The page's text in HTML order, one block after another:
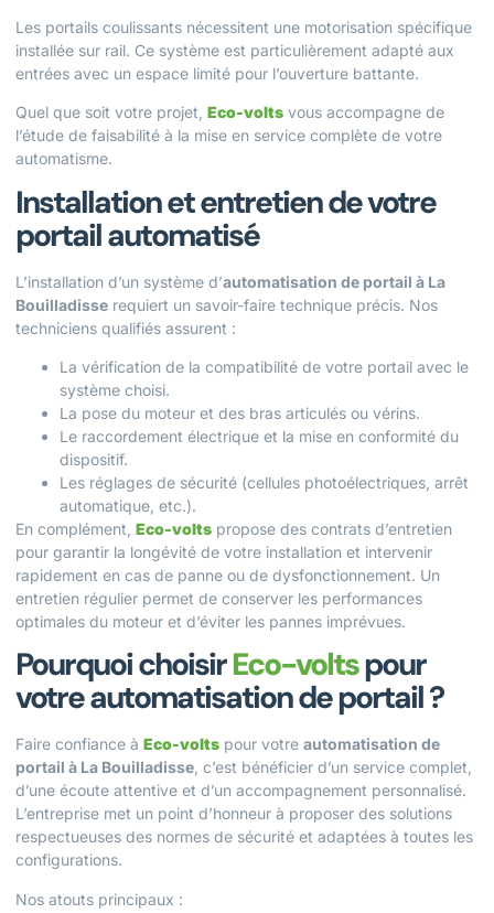
Les portails coulissants nécessitent une motorisation spécifique
installée sur rail. Ce système est particulièrement adapté aux
entrées avec un espace limité pour l’ouverture battante.
Quel que soit votre projet, Eco-volts vous accompagne de
l’étude de faisabilité à la mise en service complète de votre
automatisme.
Installation et entretien de votre
portail automatisé
L’installation d’un système d’automatisation de portail à La
Bouilladisse requiert un savoir-faire technique précis. Nos
techniciens qualifiés assurent :
La vérification de la compatibilité de votre portail avec le
système choisi.
La pose du moteur et des bras articulés ou vérins.
Le raccordement électrique et la mise en conformité du
dispositif.
Les réglages de sécurité (cellules photoélectriques, arrêt
automatique, etc.).
En complément, Eco-volts propose des contrats d’entretien
pour garantir la longévité de votre installation et intervenir
rapidement en cas de panne ou de dysfonctionnement. Un
entretien régulier permet de conserver les performances
optimales du moteur et d’éviter les pannes imprévues.
Pourquoi choisirEco-voltspour
votre automatisation de portail ?
Faire confiance à Eco-volts pour votre automatisation de
portail à La Bouilladisse , c’est bénéficier d’un service complet,
d’une écoute attentive et d’un accompagnement personnalisé.
L’entreprise met un point d’honneur à proposer des solutions
respectueuses des normes de sécurité et adaptées à toutes les
configurations.
Nos atouts principaux :